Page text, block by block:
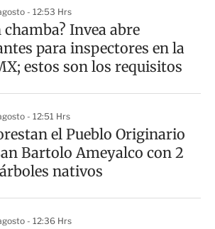
- 12:53 Hrs
chamba? Invea abre
para inspectores en la
estos son los requisitos
- 12:51 Hrs
el Pueblo Originario
Bartolo Ameyalco con 2
nativos
- 12:36 Hrs